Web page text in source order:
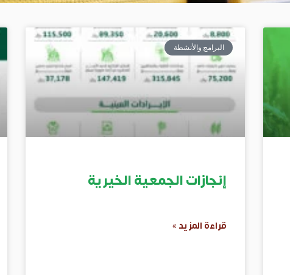
البرامج والأنشطة
إنجازات الجمعية الخيرية
قراءة المزيد »